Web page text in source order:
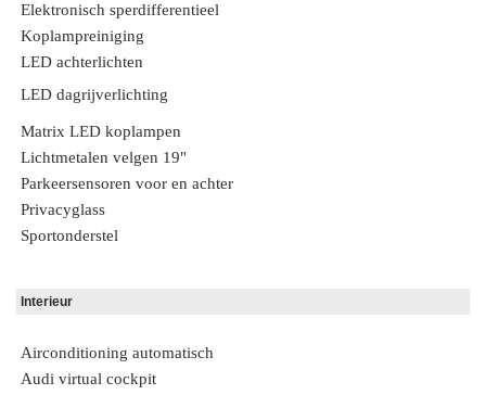
Elektronisch sperdifferentieel
Koplampreiniging
LED achterlichten
LED dagrijverlichting
Matrix LED koplampen
Lichtmetalen velgen 19"
Parkeersensoren voor en achter
Privacyglass
Sportonderstel
Interieur
Airconditioning automatisch
Audi virtual cockpit